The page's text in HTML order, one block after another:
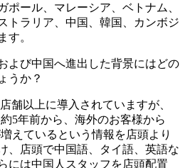
ポール、マレーシア、ベトナム、
トラリア、中国、韓国、カンボジ
す。
よび中国へ進出した背景にはどの
うか？
舗以上に導入されていますが、
5年前から、海外のお客様から
えているという情報を店頭より
、店頭で中国語、タイ語、英語な
には中国人スタッフを店頭配置